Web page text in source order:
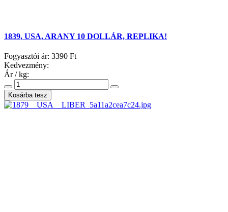
1839, USA, ARANY 10 DOLLÁR, REPLIKA!
Fogyasztói ár: 3390 Ft
Kedvezmény:
Ár / kg: